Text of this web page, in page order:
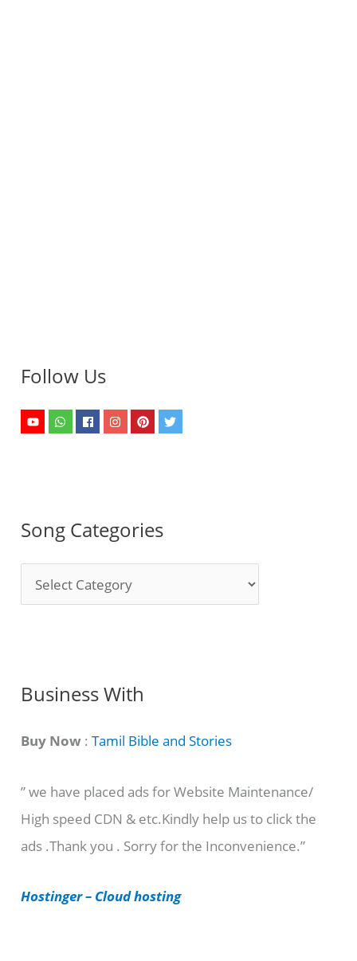
Follow Us
Song Categories
o
C
t
g
o
r
e
Business With
Buy Now :Tamil Bible and Stories
” we have placed ads for Website Maintenance/
High speed CDN & etc.Kindly help us to click the
ads .Thank you . Sorry for the Inconvenience.”
Hostinger – Cloud hosting